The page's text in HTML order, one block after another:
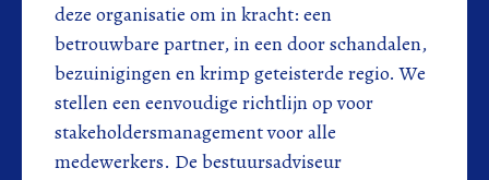
deze organisatie om in kracht: een
betrouwbare partner, in een door schandalen,
bezuinigingen en krimp geteisterde regio. We
stellen een eenvoudige richtlijn op voor
stakeholdersmanagement voor alle
medewerkers. De bestuursadviseur